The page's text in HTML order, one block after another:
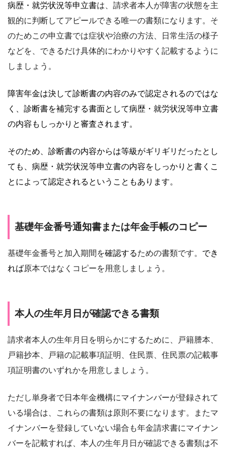
病歴・就労状況等申立書は、請求者本人が障害の状態を主
観的に判断してアピールできる唯一の書類になります。そ
のためこの申立書では症状や治療の方法、日常生活の様子
などを、できるだけ具体的にわかりやすく記載するように
しましょう。
障害年金は決して診断書の内容のみで認定されるのではな
く、診断書を補完する書面として病歴・就労状況等申立書
の内容もしっかりと審査されます。
そのため、診断書の内容からは等級がギリギリだったとし
ても、病歴・就労状況等申立書の内容をしっかりと書くこ
とによって認定されるということもあります。
基礎年金番号通知書または年金手帳のコピー
基礎年金番号と加入期間を確認するための書類です。 でき
れば原本ではなくコピーを用意しましょう。
本人の生年月日が確認できる書類
請求者本人の生年月日を明らかにするために、戸籍謄本、
戸籍抄本、戸籍の記載事項証明、住民票、住民票の記載事
項証明書のいずれかを用意しましょう。
ただし単身者で日本年金機構にマイナンバーが登録されて
いる場合は、これらの書類は原則不要になります。またマ
イナンバーを登録していない場合も年金請求書にマイナン
バーを記載すれば、本人の生年月日が確認できる書類は不